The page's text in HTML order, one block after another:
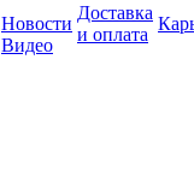
Новости
Видео
Доставка
и оплата